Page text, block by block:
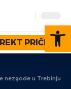
PRIČE
nezgode u Trebinju